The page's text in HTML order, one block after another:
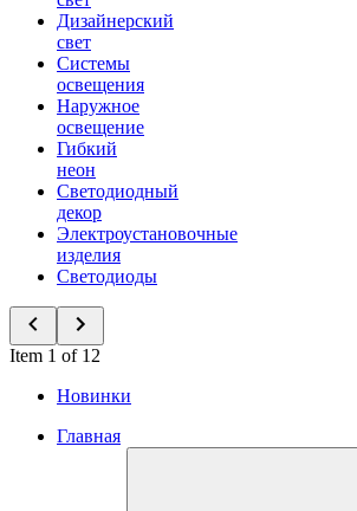
Дизайнерский
свет
Системы
освещения
Наружное
освещение
Гибкий
неон
Светодиодный
декор
Электроустановочные
изделия
Светодиоды
Item 1 of 12
Новинки
Главная